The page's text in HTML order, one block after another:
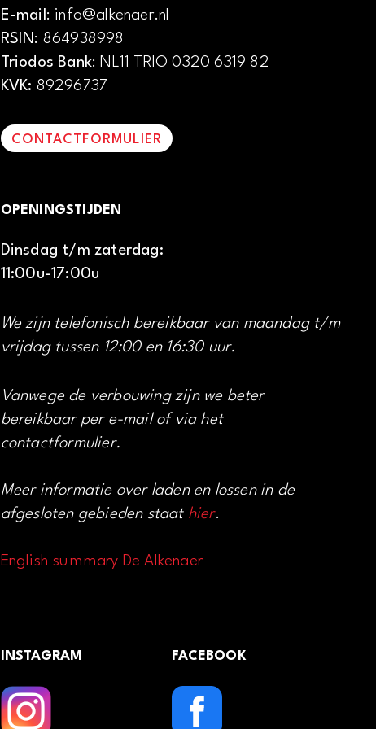
E-mail: info@alkenaer.nl
RSIN: 864938998
Triodos Bank: NL11 TRIO 0320 6319 82
KVK: 89296737
CONTACTFORMULIER
OPENINGSTIJDEN
Dinsdag t/m zaterdag:
11:00u-17:00u
We zijn telefonisch bereikbaar van maandag t/m
vrijdag tussen 12:00 en 16:30 uur.
Vanwege de verbouwing zijn we beter
bereikbaar per e-mail of via het
contactformulier.
Meer informatie over laden en lossen in de
afgesloten gebieden staat hier.
English summary De Alkenaer
INSTAGRAM FACEBOOK